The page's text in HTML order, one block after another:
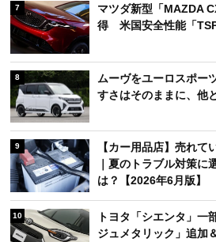
7
マツダ新型「MAZDA
得 米国安全性能「
8
ムーヴをユーロスポー
すさはそのままに、他
9
【カー用品店】売れ
｜夏のトラブル対策に
は？【2026年6月版】
10
トヨタ「シエンタ」
ジュメタリック」追加